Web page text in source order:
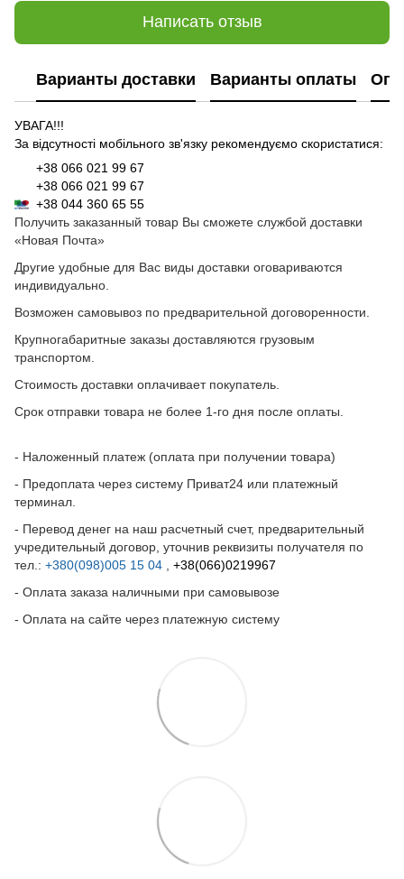
Написать отзыв
Варианты доставки Варианты оплаты
УВАГА!!!
За відсутності мобільного зв'язку рекомендуємо скористатися:
+38 066 021 99 67
+38 066 021 99 67
+38 044 360 65 55
Получить заказанный товар Вы сможете службой доставки
«Новая Почта»
Другие удобные для Вас виды доставки оговариваются
индивидуально.
Возможен самовывоз по предварительной договоренности.
Крупногабаритные заказы доставляются грузовым
транспортом.
Стоимость доставки оплачивает покупатель.
Срок отправки товара не более 1-го дня после оплаты.
- Наложенный платеж (оплата при получении товара)
- Предоплата через систему Приват24 или платежный
терминал.
- Перевод денег на наш расчетный счет, предварительный
учредительный договор, уточнив реквизиты получателя по
тел.: +380(098)005 15 04
+38(066)0219967
- Оплата заказа наличными при самовывозе
- Оплата на сайте через платежную систему